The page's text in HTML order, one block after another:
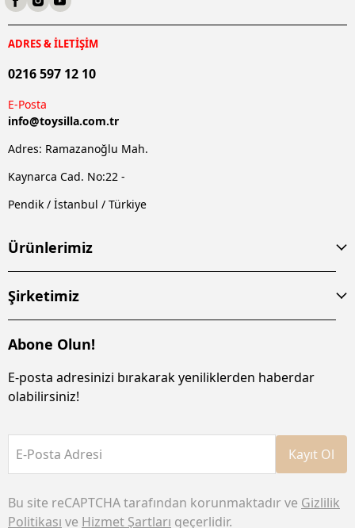
ADRES & İLETİŞİM
0216 597 12 10
E-Posta
info@toysilla.com.tr
Adres: Ramazanoğlu Mah.
Kaynarca Cad. No:22 -
Pendik / İstanbul / Türkiye
Ürünlerimiz
Şirketimiz
Abone Olun!
E-posta adresinizi bırakarak yeniliklerden haberdar
olabilirsiniz!
E-Posta Adresi Kayıt Ol
Bu site reCAPTCHA tarafından korunmaktadır ve Gizlilik
Politikası ve Hizmet Şartları geçerlidir.